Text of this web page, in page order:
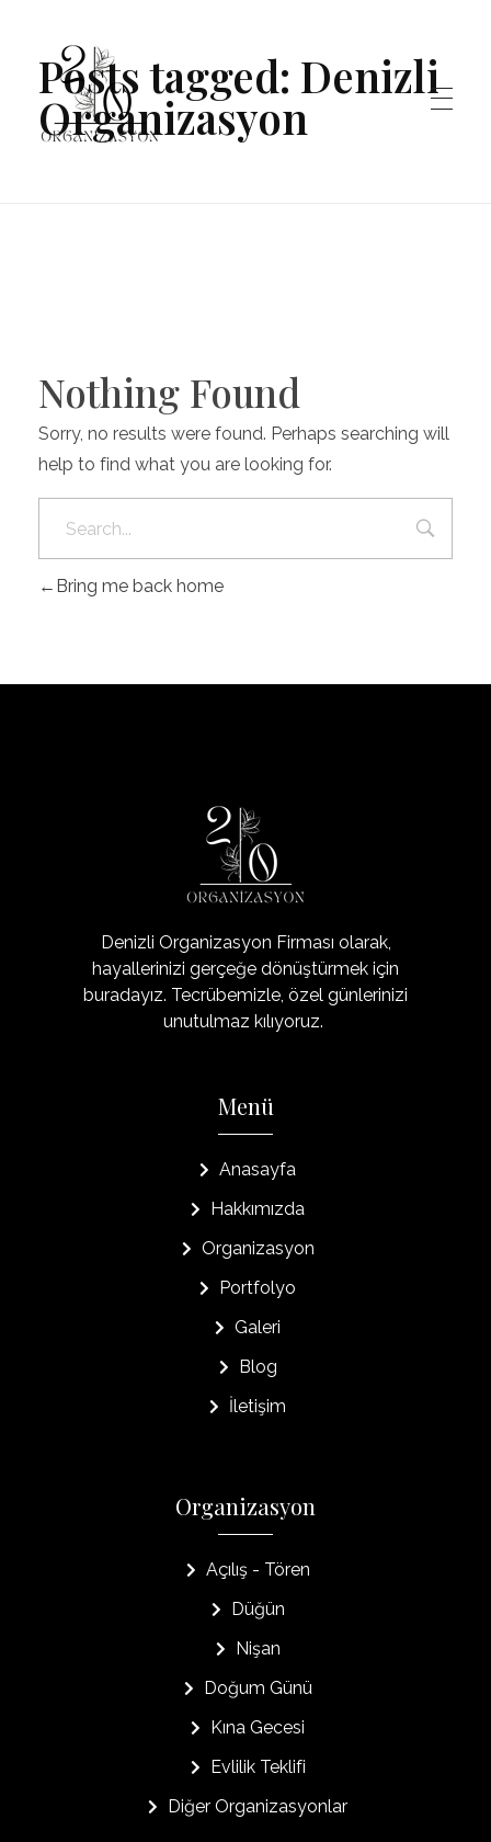
Posts tagged: Denizli
Organizasyon
Nothing Found
Sorry, no results were found. Perhaps searching will
help to find what you are looking for.
Bring me back home
Organizasyon20
Denizli Organizasyon Firması olarak,
hayallerinizi gerçeğe dönüştürmek için
buradayız. Tecrübemizle, özel günlerinizi
unutulmaz kılıyoruz.
Menü
Anasayfa
Hakkımızda
Organizasyon
Portfolyo
Galeri
Blog
İletişim
Organizasyon
Açılış - Tören
Düğün
Nişan
Doğum Günü
Kına Gecesi
Evlilik Teklifi
Diğer Organizasyonlar